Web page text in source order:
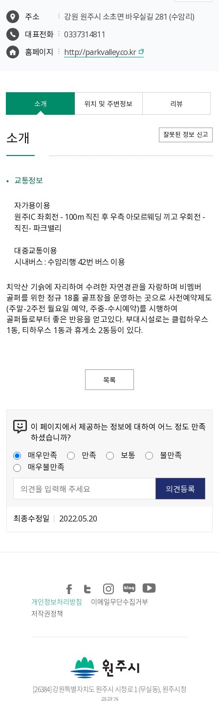
주소
강원 원주시 소초면 바우실길 281 (수암리)
대표전화
0337314811
홈페이지
http://parkvalley.co.kr
소개 위치 및 주변정보 리뷰
소개 잘못된 정보 신고
교통정보
자가용이용
원주IC 좌회전 - 100m 직진 후 우측 아모르웨딩 끼고 우회전 -
직진- 파크밸리
대중교통이용
시내버스 : 수암리행 42번 버스 이용
치악산 기슭에 자리하여 수려한 자연경관을 자랑하며 비멤버
골퍼를 위한 정규 18홀 골프장을 운영하는 곳으로 사전예약제도
(주말-2주전 월요일 예약, 주중-수시예약)를 시행하여
골퍼들로부터 좋은 반응을 얻고있다. 부대시설로는 클럽하우스
1동, 티하우스 1동과 휴게소 2동등이 있다.
목록
이 페이지에서 제공하는 정보에 대하여 어느 정도 만족
하셨습니까?
매우만족
만족 보통
불만족
매우불만족
최종수정일 2022.05.20
개인정보처리방침
이메일무단수집거부
저작권정책
[26384] 강원특별자치도 원주시 시청로 1 (무실동), 원주시청